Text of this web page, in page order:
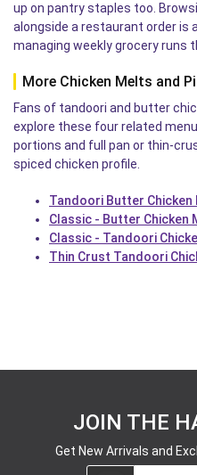
up on pantry staples too.
alongside a restaurant order is
managing weekly grocery runs
More Chicken Melts and
Fans of tandoori and butter
explore these four related
portions and full pan or thin-
spiced chicken profile.
Tandoori Butter Chicken
Classic - Butter Chicken
Classic - Tandoori
Thin Crust Tandoori
JOIN THE
Get New Arrivals and